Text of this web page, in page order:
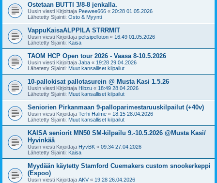
Ostetaan BUTTI 3/8-8 jenkalla.
Uusin viesti Kirjoittaja Peewee666 « 20:28 01.05.2026
Lähetetty Sijainti: Osto & Myynti
VappuKaisaALPPILA STRRMIT
Uusin viesti Kirjoittaja peltsipelloton « 16:49 01.05.2026
Lähetetty Sijainti: Kaisa
TAOM HCP Open tour 2026 - Vaasa 8-10.5.2026
Uusin viesti Kirjoittaja Jaba « 19:28 29.04.2026
Lähetetty Sijainti: Muut kansalliset kilpailut
10-pallokisat pallotasurein @ Musta Kasi 1.5.26
Uusin viesti Kirjoittaja Hibzu « 18:49 28.04.2026
Lähetetty Sijainti: Muut kansalliset kilpailut
Seniorien Pirkanmaan 9-palloparimestaruuskilpailut (+40v)
Uusin viesti Kirjoittaja Terhi Halme « 18:15 28.04.2026
Lähetetty Sijainti: Muut kansalliset kilpailut
KAISA seniorit MN50 SM-kilpailu 9.-10.5.2026 @Musta Kasi/
Hyvinkää
Uusin viesti Kirjoittaja HyvBK « 09:34 27.04.2026
Lähetetty Sijainti: Kaisa
Myydään käytetty Stamford Cuemakers custom snookerkeppi
(Espoo)
Uusin viesti Kirjoittaja AKV « 19:28 26.04.2026